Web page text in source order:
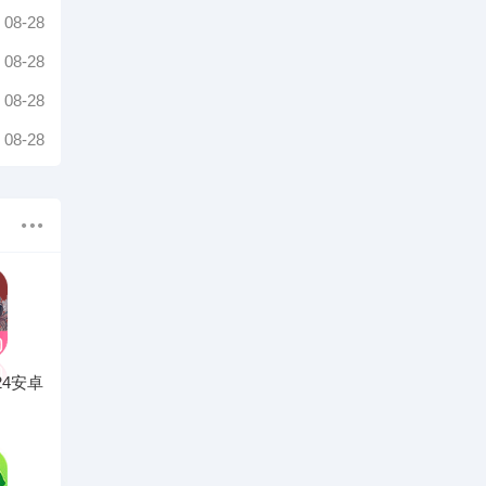
08-28
08-28
08-28
08-28
安卓